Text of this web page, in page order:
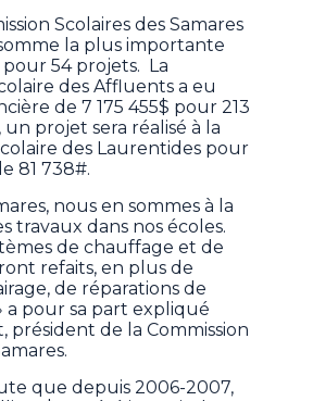
Scolaires des Samares
la plus importante
pour 54 projets. La
des Affluents a eu
de 7 175 455$ pour 213
projet sera réalisé à la
des Laurentides pour
81 738#.
nous en sommes à la
travaux dans nos écoles.
de chauffage et de
refaits, en plus de
de réparations de
a pour sa part expliqué
président de la Commission
que depuis 2006-2007,